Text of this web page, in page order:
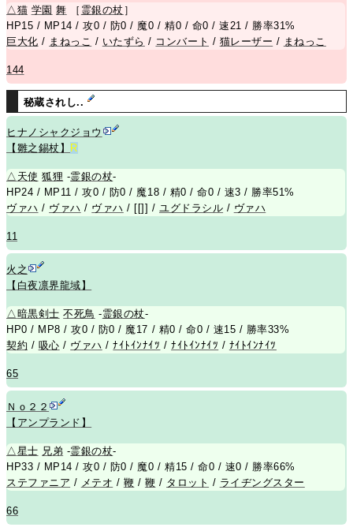
△猫 学園 舞 ［ 霊銀の杖 ］
HP15 / MP14 / 攻0 / 防0 / 魔0 / 精0 / 命0 / 速21 / 勝率31%
巨大化 / まねっこ / いたずら / コンバート / 猫レーザー / まねっこ
144
秘蔵されし..
ヒナノシャクジョウ
【雛之錫杖】
R
△ 天使 狐狸 -霊銀の杖-
HP24 / MP11 / 攻0 / 防0 / 魔18 / 精0 / 命0 / 速3 / 勝率51%
ヴァハ / ヴァハ / ヴァハ / [[]] /ユグドラシル / ヴァハ
11
火之
【白夜凛界龍域】
△ 暗黒剣士 不死鳥 -霊銀の杖-
HP0 / MP8 / 攻0 / 防0 / 魔17 / 精0 / 命0 / 速15 / 勝率33%
契約 / 吸心 / ヴァハ /ﾅｲﾄｲﾝﾅｲﾂ /ﾅｲﾄｲﾝﾅｲﾂ / ﾅｲﾄｲﾝﾅｲﾂ
65
Ｎｏ２２
【アンプランド】
△ 星士 兄 弟 -霊銀の杖-
HP33 / MP14 / 攻0 / 防0 / 魔0 / 精15 / 命0 / 速0 / 勝率66%
ステファニア / メテオ / 鞭 / 鞭 / タロット / ライヂングスター
66